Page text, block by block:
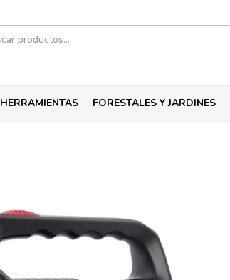
HERRAMIENTAS FORESTALES Y JARDINES